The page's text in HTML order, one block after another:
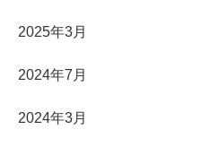
2025年3月
2024年7月
2024年3月